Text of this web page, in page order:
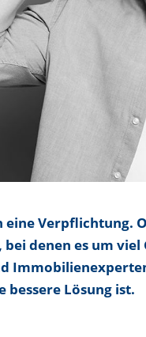
Verpflichtung.
denen es um viel
bessere Lösung ist.